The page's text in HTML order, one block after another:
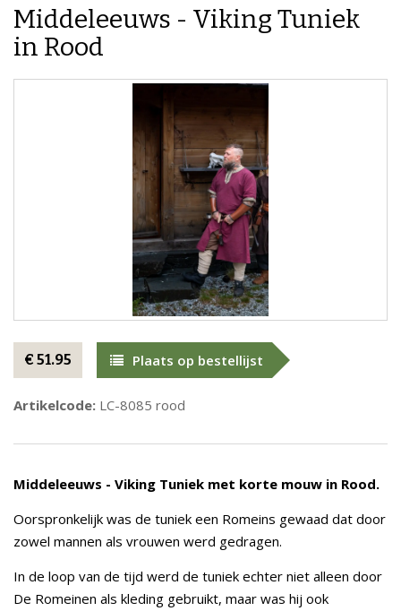
​Middeleeuws - Viking Tuniek
in Rood
€ 51.95 Plaats op bestellijst
Artikelcode: LC-8085 rood
Middeleeuws - Viking Tuniek met korte mouw in Rood.
Oorspronkelijk was de tuniek een Romeins gewaad dat door
zowel mannen als vrouwen werd gedragen.
In de loop van de tijd werd de tuniek echter niet alleen door
De Romeinen als kleding gebruikt, maar was hij ook